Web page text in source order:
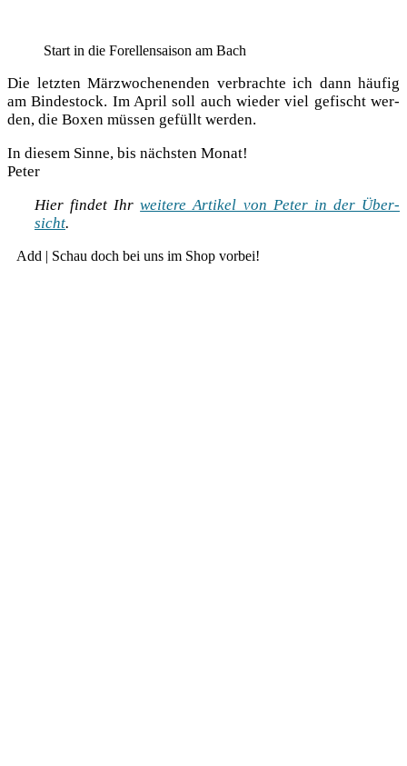
Start in die Forel­len­sai­son am Bach
Die letz­ten März­wo­chen­en­den ver­brach­te ich dann häu­fig
am Bin­de­stock. Im April soll auch wie­der viel gefischt wer­
den, die Boxen müs­sen gefüllt werden.
In die­sem Sin­ne, bis nächs­ten Monat!
Peter
Hier fin­det Ihrwei­te­re Arti­kel von Peter in der Über­
sicht.
Add | Schau doch bei uns im Shop vorbei!